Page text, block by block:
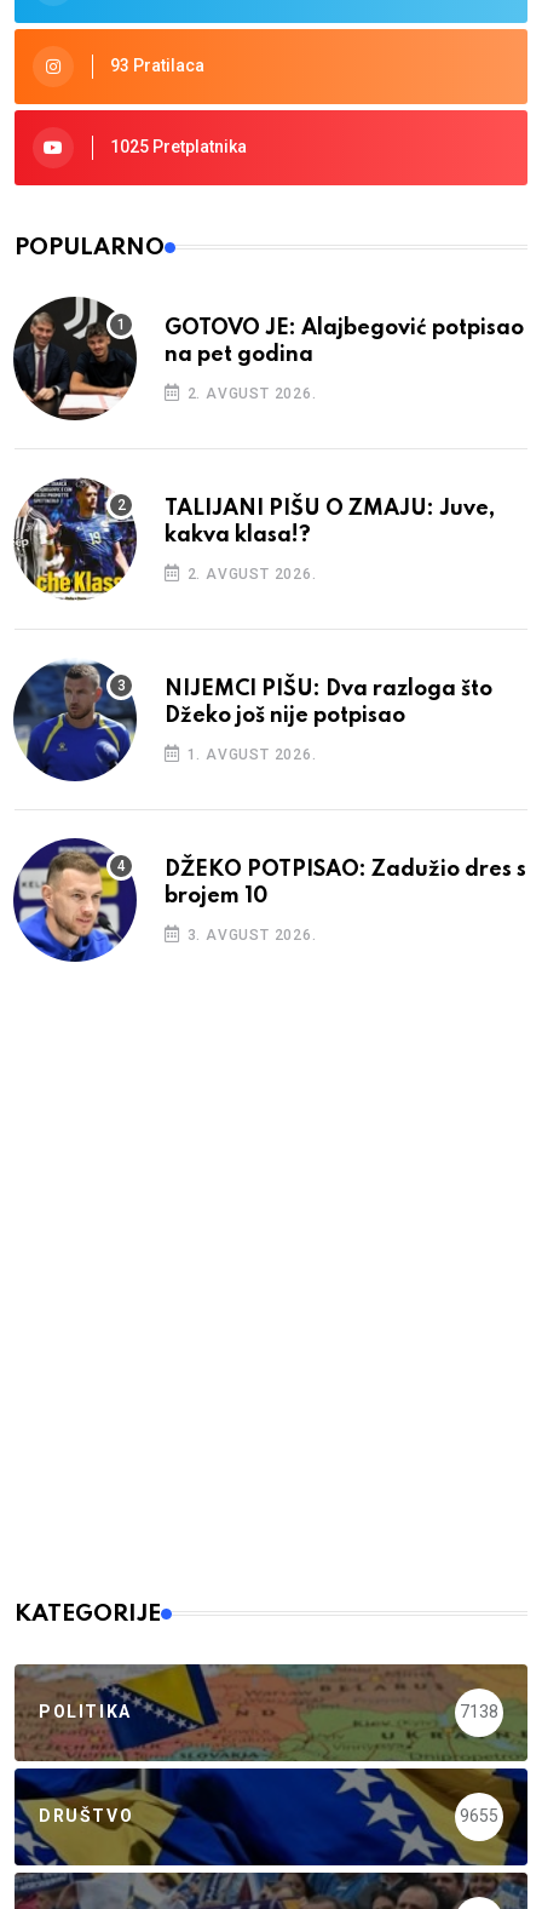
93 Pratilaca
1025 Pretplatnika
POPULARNO
GOTOVO JE: Alajbegović potpisao
na pet godina
2. AVGUST 2026.
TALIJANI PIŠU O ZMAJU: Juve,
kakva klasa!?
2. AVGUST 2026.
NIJEMCI PIŠU: Dva razloga što
Džeko još nije potpisao
1. AVGUST 2026.
DŽEKO POTPISAO: Zadužio dres s
brojem 10
3. AVGUST 2026.
KATEGORIJE
POLITIKA 7138
DRUŠTVO 9655